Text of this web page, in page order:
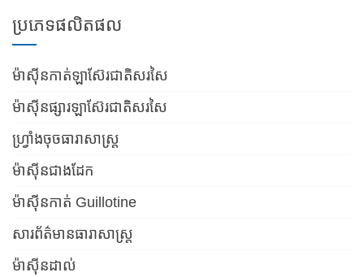
ប្រភេទផលិតផល
ម៉ាស៊ីនកាត់ឡាស៊ែរជាតិសរសៃ
ម៉ាស៊ីនផ្សារឡាស៊ែរជាតិសរសៃ
ហ្វ្រាំងចុចធារាសាស្ត្រ
ម៉ាស៊ីនជាងដែក
ម៉ាស៊ីនកាត់ Guillotine
សារព័ត៌មានធារាសាស្ត្រ
ម៉ាស៊ីនដាល់